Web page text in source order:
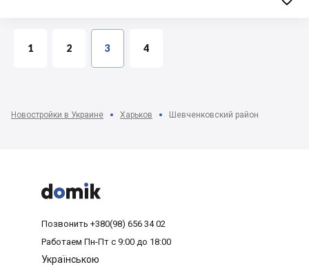
1 2 3 4
Новостройки в Украине Харьков Шевченковский район



Позвонить +380(98) 656 34 02
Работаем Пн-Пт с 9:00 до 18:00
Українською